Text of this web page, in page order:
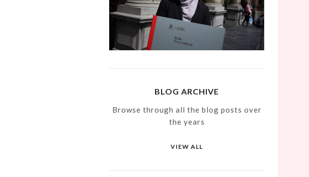
BLOG ARCHIVE
Browse through all the blog posts over
the years
VIEW ALL